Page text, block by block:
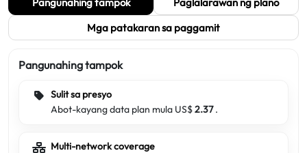
Mga patakaran sa paggamit
Pangunahing tampok
Sulit sa presyo
Abot-kayang data plan mula US$2.37.
Multi-network coverage